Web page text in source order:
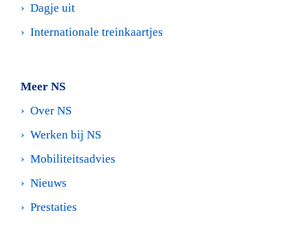
› Dagje uit
› Internationale treinkaartjes
Meer NS
› Over NS
› Werken bij NS
› Mobiliteitsadvies
› Nieuws
› Prestaties